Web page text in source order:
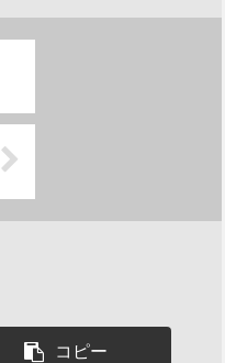
コピー